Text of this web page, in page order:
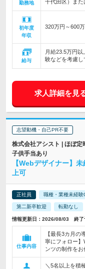
勤務地
千代田区）また
初年度
年収
320万円～600
給与
月給23.5万円
験などを考慮
求人詳細を見
志望動機・自己PR不要
株式会社アシスト | ほぼ定
子供手当あり
【Webデザイナー】
上可
正社員 職種・業種未経験
第二新卒歓迎 転勤なし
情報更新日：2026/08/03 終了
仕事内容
【最長3カ月の
寧にフォロー】
ンツの制作を
＼5名以上を積